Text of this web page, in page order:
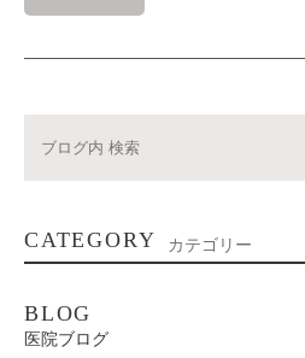
CATEGORY カテゴリー
BLOG
医院ブログ